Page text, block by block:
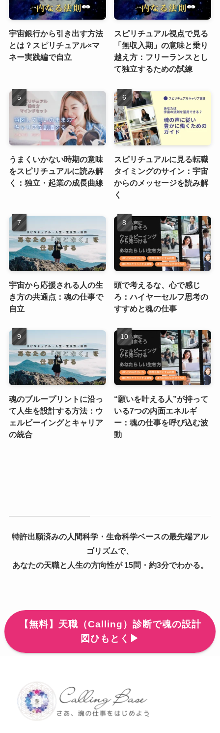
宇宙銀行から引き出す方法
とは？スピリチュアル×マ
ネー実践編で自立
スピリチュアル視点で見る
「無収入期」の意味と乗り
越え方：フリーランスとし
て独立するための試練
うまくいかない時期の意味
をスピリチュアルに読み解
く：独立・起業の成長曲線
スピリチュアルに見る転職
タイミングのサイン：宇宙
からのメッセージを読み解
く
宇宙から応援される人の生
き方の共通点：魂の仕事で
自立
頭で考えるな、心で感じ
ろ：ハイヤーセルフ思考の
すすめと魂の仕事
魂のブループリントに沿っ
て人生を設計する方法：ウ
ェルビーイングとキャリア
の統合
“願いを叶える人”が持って
いる7つの内面エネルギ
ー：魂の仕事を呼び込む波
動
特許出願済みの人間科学・生命科学ベースの最先端アル
ゴリズムで、
あなたの天職と人生の方向性が 15問・約3分でわかる。
【無料】天職（Calling）診断で魂の設計
図ひもとく▶